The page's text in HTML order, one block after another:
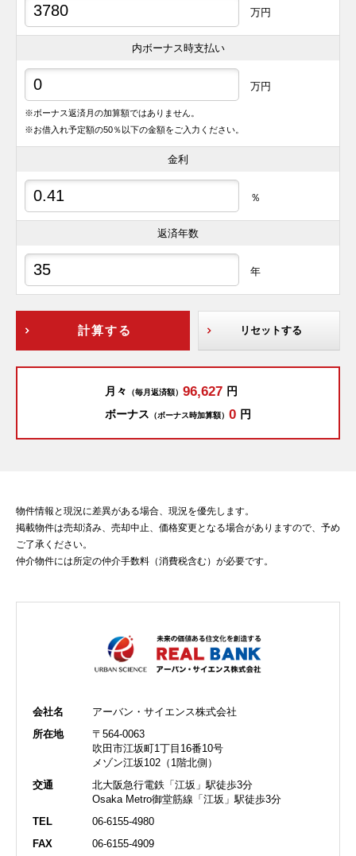
万円
内ボーナス時支払い
万円
※ボーナス返済月の加算額ではありません。
※お借入れ予定額の50％以下の金額をご入力ください。
金利
％
返済年数
年
計算する リセットする
月々 （毎月返済額） 96,627 円
ボーナス （ボーナス時加算額） 0 円
物件情報と現況に差異がある場合、現況を優先します。
掲載物件は売却済み、売却中止、価格変更となる場合がありますので、予め
ご了承ください。
仲介物件には所定の仲介手数料（消費税含む）が必要です。
会社名
アーバン・サイエンス株式会社
所在地
〒564-0063
吹田市江坂町1丁目16番10号
メゾン江坂102（1階北側）
交通
北大阪急行電鉄「江坂」駅徒歩3分
Osaka Metro御堂筋線「江坂」駅徒歩3分
TEL
06-6155-4980
FAX
06-6155-4909